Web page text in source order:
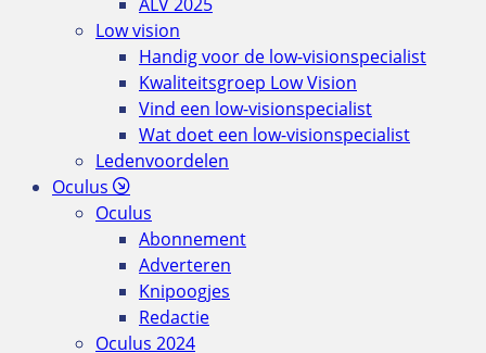
Low vision
Handig voor de low-visionspecialist
Kwaliteitsgroep Low Vision
Vind een low-visionspecialist
Wat doet een low-visionspecialist
Ledenvoordelen
Oculus
Oculus
Abonnement
Adverteren
Knipoogjes
Redactie
Oculus 2024